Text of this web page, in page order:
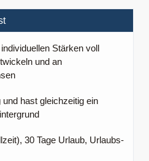
Stärken voll
und an
hast gleichzeitig ein
30 Tage Urlaub, Urlaubs-